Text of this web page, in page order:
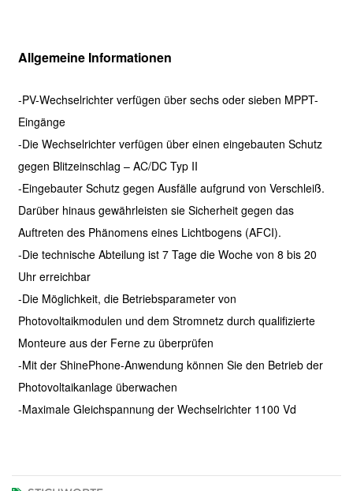
Allgemeine Informationen
-PV-Wechselrichter verfügen über sechs oder sieben MPPT-
Eingänge
-Die Wechselrichter verfügen über einen eingebauten Schutz
gegen Blitzeinschlag – AC/DC Typ II
-Eingebauter Schutz gegen Ausfälle aufgrund von Verschleiß.
Darüber hinaus gewährleisten sie Sicherheit gegen das
Auftreten des Phänomens eines Lichtbogens (AFCI).
-Die technische Abteilung ist 7 Tage die Woche von 8 bis 20
Uhr erreichbar
-Die Möglichkeit, die Betriebsparameter von
Photovoltaikmodulen und dem Stromnetz durch qualifizierte
Monteure aus der Ferne zu überprüfen
-Mit der ShinePhone-Anwendung können Sie den Betrieb der
Photovoltaikanlage überwachen
-Maximale Gleichspannung der Wechselrichter 1100 Vd